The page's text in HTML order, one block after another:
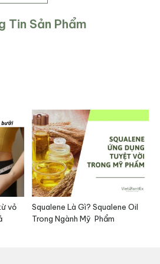
Tin Sản Phẩm
vỏ
Squalene Là Gì? Squalene Oil
Trong Ngành Mỹ Phẩm